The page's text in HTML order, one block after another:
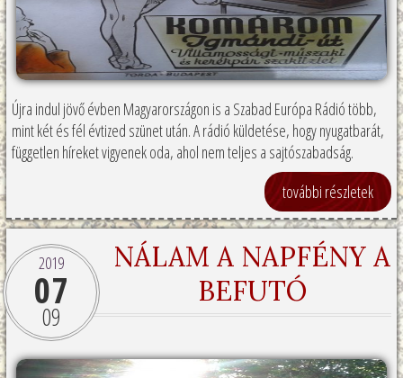
Újra indul jövő évben Magyarországon is a Szabad Európa Rádió több,
mint két és fél évtized szünet után. A rádió küldetése, hogy nyugatbarát,
független híreket vigyenek oda, ahol nem teljes a sajtószabadság.
további részletek
2019
07
09
NÁLAM A NAPFÉNY A
BEFUTÓ